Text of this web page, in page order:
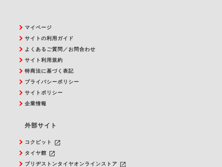
マイページ
サイトの利用ガイド
よくあるご質問／お問合わせ
サイト利用規約
特商法に基づく表記
プライバシーポリシー
サイトポリシー
企業情報
外部サイト
コクピット launch
タイヤ館 launch
ブリヂストンタイヤオンラインストア launch